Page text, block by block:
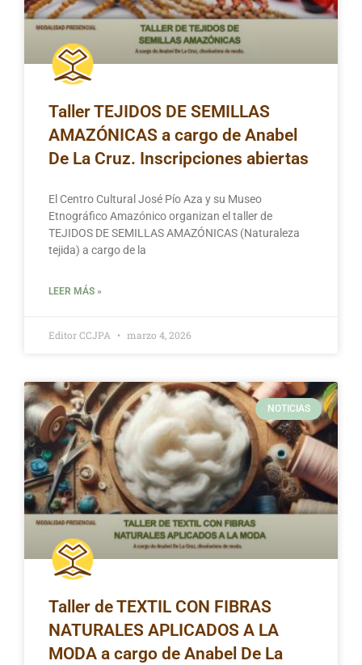
Taller TEJIDOS DE SEMILLAS
AMAZÓNICAS a cargo de Anabel
De La Cruz. Inscripciones abiertas
El Centro Cultural José Pío Aza y su Museo
Etnográfico Amazónico organizan el taller de
TEJIDOS DE SEMILLAS AMAZÓNICAS (Naturaleza
tejida) a cargo de la
LEER MÁS »
Editor CCJPA marzo 4, 2026
NOTICIAS
Taller de TEXTIL CON FIBRAS
NATURALES APLICADOS A LA
MODA a cargo de Anabel De La